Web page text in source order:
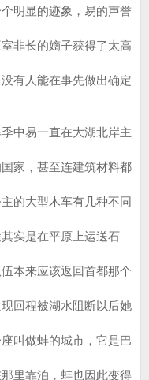
明显的迹象，易的声誉
非长的嫡子获得了太高
有人能在事先做出确定
中易一直在大湖北岸主
家，甚至连建筑材料都
的大型木车有几种不同
实是在平原上运送石
本来应该返回首都那个
回程被湖水阻断以后她
叫做蚌的城市，它是巴
里靠泊，蚌也因此变得